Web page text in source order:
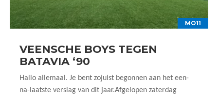
MO11
VEENSCHE BOYS TEGEN
BATAVIA ‘90
Hallo allemaal. Je bent zojuist begonnen aan het een-
na-laatste verslag van dit jaar.Afgelopen zaterdag